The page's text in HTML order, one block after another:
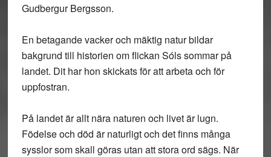
Gudbergur Bergsson.
En betagande vacker och mäktig natur bildar
bakgrund till historien om flickan Sóls sommar på
landet. Dit har hon skickats för att arbeta och för
uppfostran.
På landet är allt nära naturen och livet är lugn.
Födelse och död är naturligt och det finns många
sysslor som skall göras utan att stora ord sägs. När